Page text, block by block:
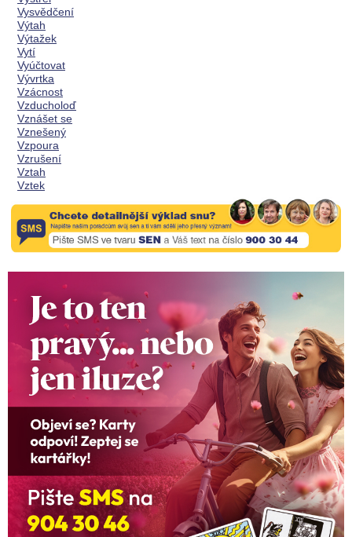
Vysvědčení
Výtah
Výtažek
Vytí
Vyúčtovat
Vývrtka
Vzácnost
Vzducholoď
Vznášet se
Vznešený
Vzpoura
Vzrušení
Vztah
Vztek